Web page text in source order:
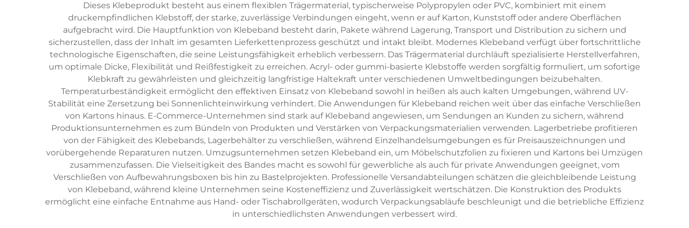
Dieses Klebeprodukt besteht aus einem flexiblen Trägermaterial, typischerweise Polypropylen oder PVC, kombiniert mit einem
druckempfindlichen Klebstoff, der starke, zuverlässige Verbindungen eingeht, wenn er auf Karton, Kunststoff oder andere Oberflächen
aufgebracht wird. Die Hauptfunktion von Klebeband besteht darin, Pakete während Lagerung, Transport und Distribution zu sichern und
sicherzustellen, dass der Inhalt im gesamten Lieferkettenprozess geschützt und intakt bleibt. Modernes Klebeband verfügt über fortschrittliche
technologische Eigenschaften, die seine Leistungsfähigkeit erheblich verbessern. Das Trägermaterial durchläuft spezialisierte Herstellverfahren,
um optimale Dicke, Flexibilität und Reißfestigkeit zu erreichen. Acryl- oder gummi-basierte Klebstoffe werden sorgfältig formuliert, um sofortige
Klebkraft zu gewährleisten und gleichzeitig langfristige Haltekraft unter verschiedenen Umweltbedingungen beizubehalten.
Temperaturbeständigkeit ermöglicht den effektiven Einsatz von Klebeband sowohl in heißen als auch kalten Umgebungen, während UV-
Stabilität eine Zersetzung bei Sonnenlichteinwirkung verhindert. Die Anwendungen für Klebeband reichen weit über das einfache Verschließen
von Kartons hinaus. E-Commerce-Unternehmen sind stark auf Klebeband angewiesen, um Sendungen an Kunden zu sichern, während
Produktionsunternehmen es zum Bündeln von Produkten und Verstärken von Verpackungsmaterialien verwenden. Lagerbetriebe profitieren
von der Fähigkeit des Klebebands, Lagerbehälter zu verschließen, während Einzelhandelsumgebungen es für Preisauszeichnungen und
vorübergehende Reparaturen nutzen. Umzugsunternehmen setzen Klebeband ein, um Möbelschutzfolien zu fixieren und Kartons bei Umzügen
zusammenzufassen. Die Vielseitigkeit des Bandes macht es sowohl für gewerbliche als auch für private Anwendungen geeignet, vom
Verschließen von Aufbewahrungsboxen bis hin zu Bastelprojekten. Professionelle Versandabteilungen schätzen die gleichbleibende Leistung
von Klebeband, während kleine Unternehmen seine Kosteneffizienz und Zuverlässigkeit wertschätzen. Die Konstruktion des Produkts
ermöglicht eine einfache Entnahme aus Hand- oder Tischabrollgeräten, wodurch Verpackungsabläufe beschleunigt und die betriebliche Effizienz
in unterschiedlichsten Anwendungen verbessert wird.